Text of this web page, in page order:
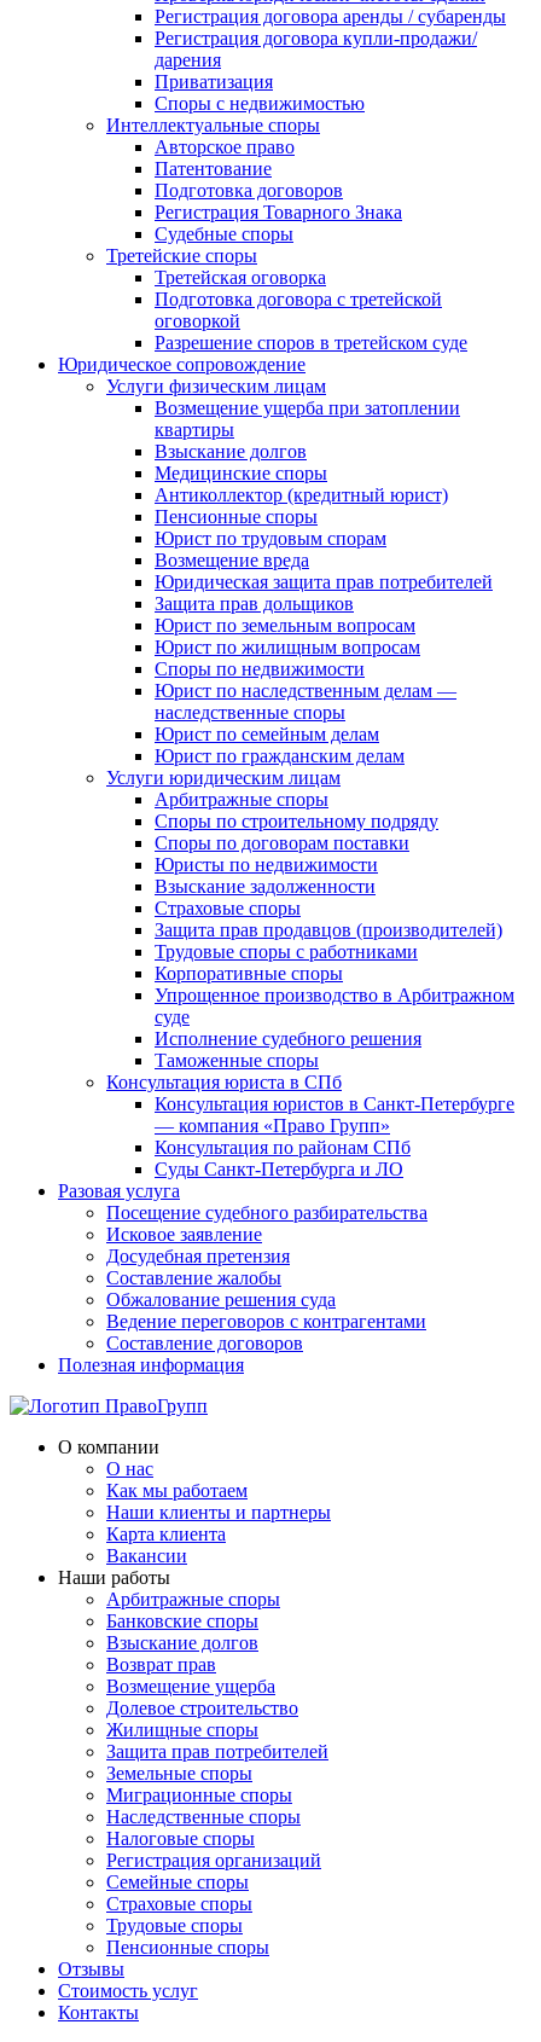
Регистрация договора аренды / субаренды
Регистрация договора купли-продажи/
дарения
Приватизация
Cпоры с недвижимостью
Интеллектуальные споры
Авторское право
Патентование
Подготовка договоров
Регистрация Товарного Знака
Судебные споры
Третейские споры
Третейская оговорка
Подготовка договора с третейской
оговоркой
Разрешение споров в третейском суде
Юридическое сопровождение
Услуги физическим лицам
Возмещение ущерба при затоплении
квартиры
Взыскание долгов
Медицинские споры
Антиколлектор (кредитный юрист)
Пенсионные споры
Юрист по трудовым спорам
Возмещение вреда
Юридическая защита прав потребителей
Защита прав дольщиков
Юрист по земельным вопросам
Юрист по жилищным вопросам
Споры по недвижимости
Юрист по наследственным делам —
наследственные споры
Юрист по семейным делам
Юрист по гражданским делам
Услуги юридическим лицам
Арбитражные споры
Споры по строительному подряду
Споры по договорам поставки
Юристы по недвижимости
Взыскание задолженности
Страховые споры
Защита прав продавцов (производителей)
Трудовые споры с работниками
Корпоративные споры
Упрощенное производство в Арбитражном
суде
Исполнение судебного решения
Таможенные споры
Консультация юриста в СПб
Консультация юристов в Санкт-Петербурге
— компания «Право Групп»
Консультация по районам СПб
Суды Санкт-Петербурга и ЛО
Разовая услуга
Посещение судебного разбирательства
Исковое заявление
Досудебная претензия
Составление жалобы
Обжалование решения суда
Ведение переговоров с контрагентами
Составление договоров
Полезная информация
О компании
О нас
Как мы работаем
Наши клиенты и партнеры
Карта клиента
Вакансии
Наши работы
Арбитражные споры
Банковские споры
Взыскание долгов
Возврат прав
Возмещение ущерба
Долевое строительство
Жилищные споры
Защита прав потребителей
Земельные споры
Миграционные споры
Наследственные споры
Налоговые споры
Регистрация организаций
Семейные споры
Страховые споры
Трудовые споры
Пенсионные споры
Отзывы
Стоимость услуг
Контакты